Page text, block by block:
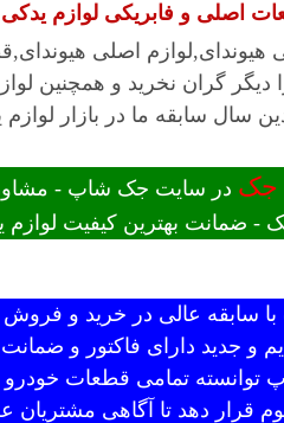
اصلی و فابریکی لوازم یدکی
هیوندای,لوازم اصلی
دیگر گران نخرید و همچنین
سال سابقه ما در بازار
جک در سایت جک شاپ -
- ضمانت بهترین کیفیت لوازم
سابقه عالی در خرید و فروش
و جدید دارای فاکتور و
توانسته تمامی قطعات
قرار دهد تا آگاهی مشتریان